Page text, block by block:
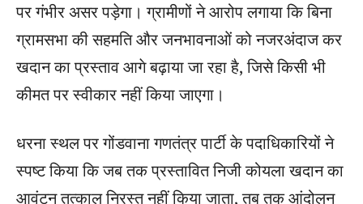
पर गंभीर असर पड़ेगा। ग्रामीणों ने आरोप लगाया कि बिना
ग्रामसभा की सहमति और जनभावनाओं को नजरअंदाज कर
खदान का प्रस्ताव आगे बढ़ाया जा रहा है, जिसे किसी भी
कीमत पर स्वीकार नहीं किया जाएगा।
धरना स्थल पर गोंडवाना गणतंत्र पार्टी के पदाधिकारियों ने
स्पष्ट किया कि जब तक प्रस्तावित निजी कोयला खदान का
आवंटन तत्काल निरस्त नहीं किया जाता, तब तक आंदोलन